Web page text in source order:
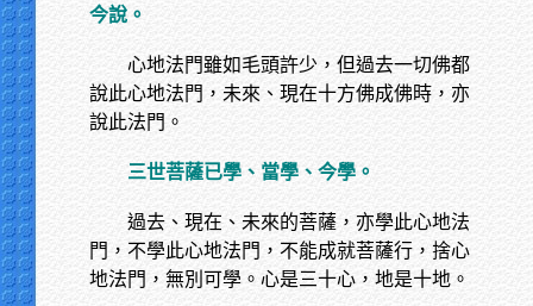
今說。
心地法門雖如毛頭許少，但過去一切佛都
說此心地法門，未來、現在十方佛成佛時，亦
說此法門。
三世菩薩已學、當學、今學。
過去、現在、未來的菩薩，亦學此心地法
門，不學此心地法門，不能成就菩薩行，捨心
地法門，無別可學。心是三十心，地是十地。